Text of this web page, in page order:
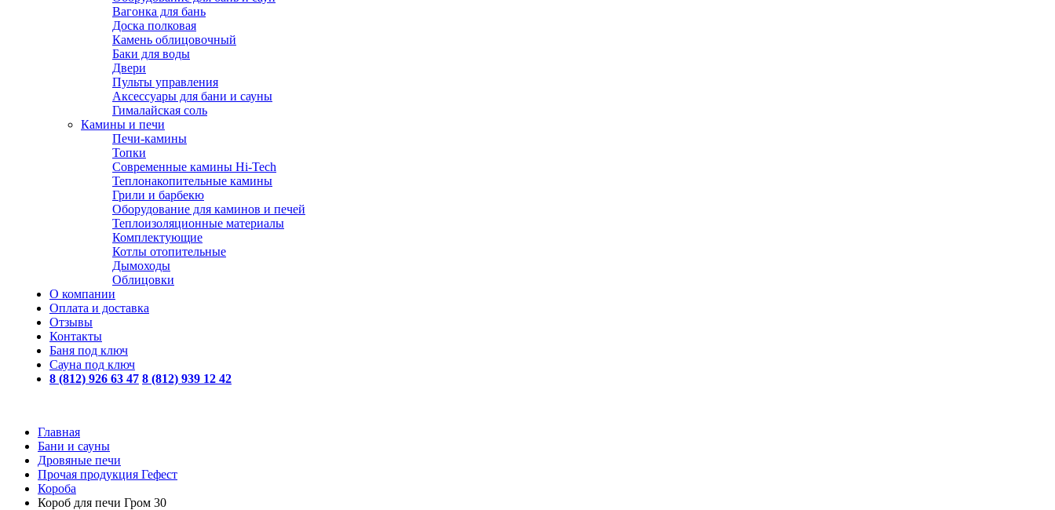
Вагонка для бань
Доска полковая
Камень облицовочный
Баки для воды
Двери
Пульты управления
Аксессуары для бани и сауны
Гималайская соль
Камины и печи
Печи-камины
Топки
Современные камины Hi-Tech
Теплонакопительные камины
Грили и барбекю
Оборудование для каминов и печей
Теплоизоляционные материалы
Комплектующие
Котлы отопительные
Дымоходы
Облицовки
О компании
Оплата и доставка
Отзывы
Контакты
Баня под ключ
Сауна под ключ
8 (812) 926 63 47 8 (812) 939 12 42
Главная
Бани и сауны
Дровяные печи
Прочая продукция Гефест
Короба
Короб для печи Гром 30